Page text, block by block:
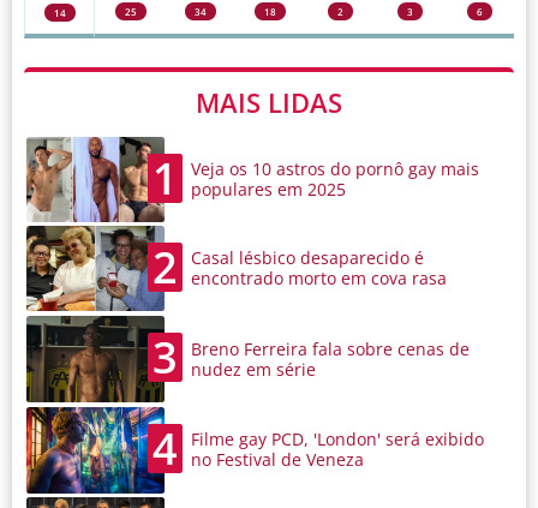
14 25 34 18 2 3 6
MAIS LIDAS
1
Veja os 10 astros do pornô gay mais
populares em 2025
2
Casal lésbico desaparecido é
encontrado morto em cova rasa
3
Breno Ferreira fala sobre cenas de
nudez em série
4
Filme gay PCD, 'London' será exibido
no Festival de Veneza